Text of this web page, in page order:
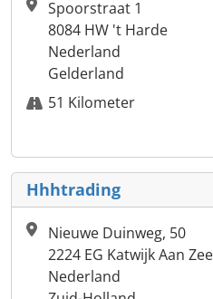
Spoorstraat 1
8084 HW 't Harde
Nederland
Gelderland
51 Kilometer
Hhhtrading
Nieuwe Duinweg, 50
2224 EG Katwijk Aan Zee
Nederland